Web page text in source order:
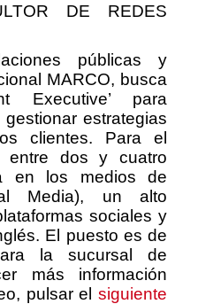
DE REDES
públicas y
MARCO, busca
Executive’ para
estrategias
clientes. Para el
entre dos y cuatro
en los medios de
Media), un alto
sociales y
El puesto es de
la sucursal de
más información
pulsar el siguiente